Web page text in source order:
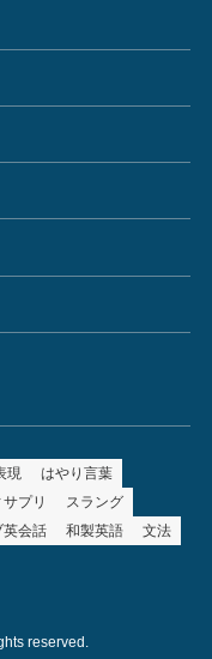
現
はやり言葉
プリ
スラング
英会話 和製英語
文法
reserved.